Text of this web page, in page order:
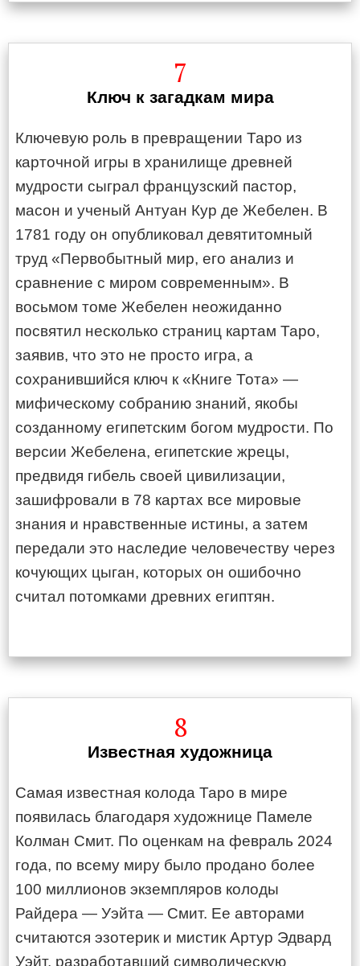
7
Ключ к загадкам мира
Ключевую роль в превращении Таро из
карточной игры в хранилище древней
мудрости сыграл французский пастор,
масон и ученый Антуан Кур де Жебелен. В
1781 году он опубликовал девятитомный
труд «Первобытный мир, его анализ и
сравнение с миром современным». В
восьмом томе Жебелен неожиданно
посвятил несколько страниц картам Таро,
заявив, что это не просто игра, а
сохранившийся ключ к «Книге Тота» —
мифическому собранию знаний, якобы
созданному египетским богом мудрости. По
версии Жебелена, египетские жрецы,
предвидя гибель своей цивилизации,
зашифровали в 78 картах все мировые
знания и нравственные истины, а затем
передали это наследие человечеству через
кочующих цыган, которых он ошибочно
считал потомками древних египтян.
8
Известная художница
Самая известная колода Таро в мире
появилась благодаря художнице Памеле
Колман Смит. По оценкам на февраль 2024
года, по всему миру было продано более
100 миллионов экземпляров колоды
Райдера — Уэйта — Смит. Ее авторами
считаются эзотерик и мистик Артур Эдвард
Уэйт, разработавший символическую